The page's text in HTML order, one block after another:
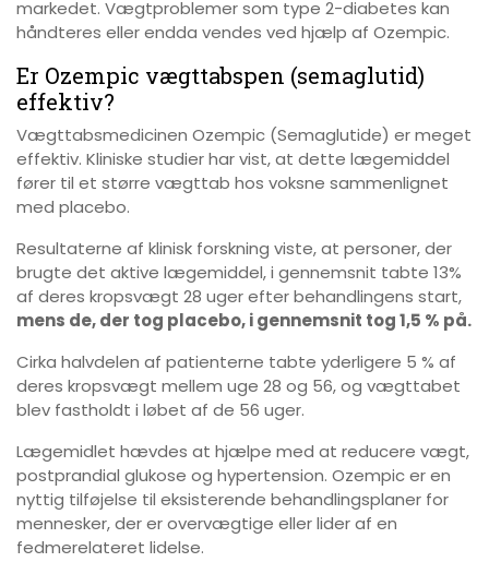
markedet. Vægtproblemer som type 2-diabetes kan
håndteres eller endda vendes ved hjælp af Ozempic.
Er Ozempic vægttabspen (semaglutid)
effektiv?
Vægttabsmedicinen Ozempic (Semaglutide) er meget
effektiv. Kliniske studier har vist, at dette lægemiddel
fører til et større vægttab hos voksne sammenlignet
med placebo.
Resultaterne af klinisk forskning viste, at personer, der
brugte det aktive lægemiddel, i gennemsnit tabte 13%
af deres kropsvægt 28 uger efter behandlingens start,
mens de, der tog placebo, i gennemsnit tog 1,5 % på.
Cirka halvdelen af patienterne tabte yderligere 5 % af
deres kropsvægt mellem uge 28 og 56, og vægttabet
blev fastholdt i løbet af de 56 uger.
Lægemidlet hævdes at hjælpe med at reducere vægt,
postprandial glukose og hypertension. Ozempic er en
nyttig tilføjelse til eksisterende behandlingsplaner for
mennesker, der er overvægtige eller lider af en
fedmerelateret lidelse.